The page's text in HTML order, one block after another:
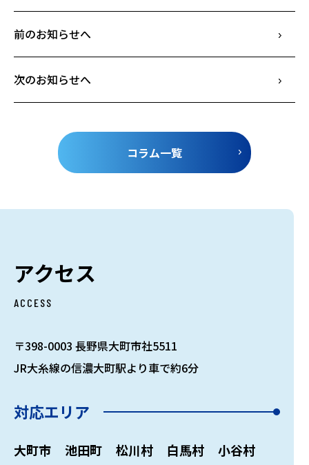
前のお知らせへ
次のお知らせへ
コラム一覧
アクセス
ACCESS
〒398-0003 長野県大町市社5511
JR大糸線の信濃大町駅より車で約6分
対応エリア
大町市 池田町 松川村 白馬村
小谷村